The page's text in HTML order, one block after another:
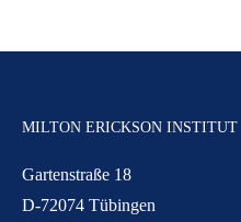
MILTON ERICKSON INSTITUT
Gartenstraße 18
D-72074 Tübingen